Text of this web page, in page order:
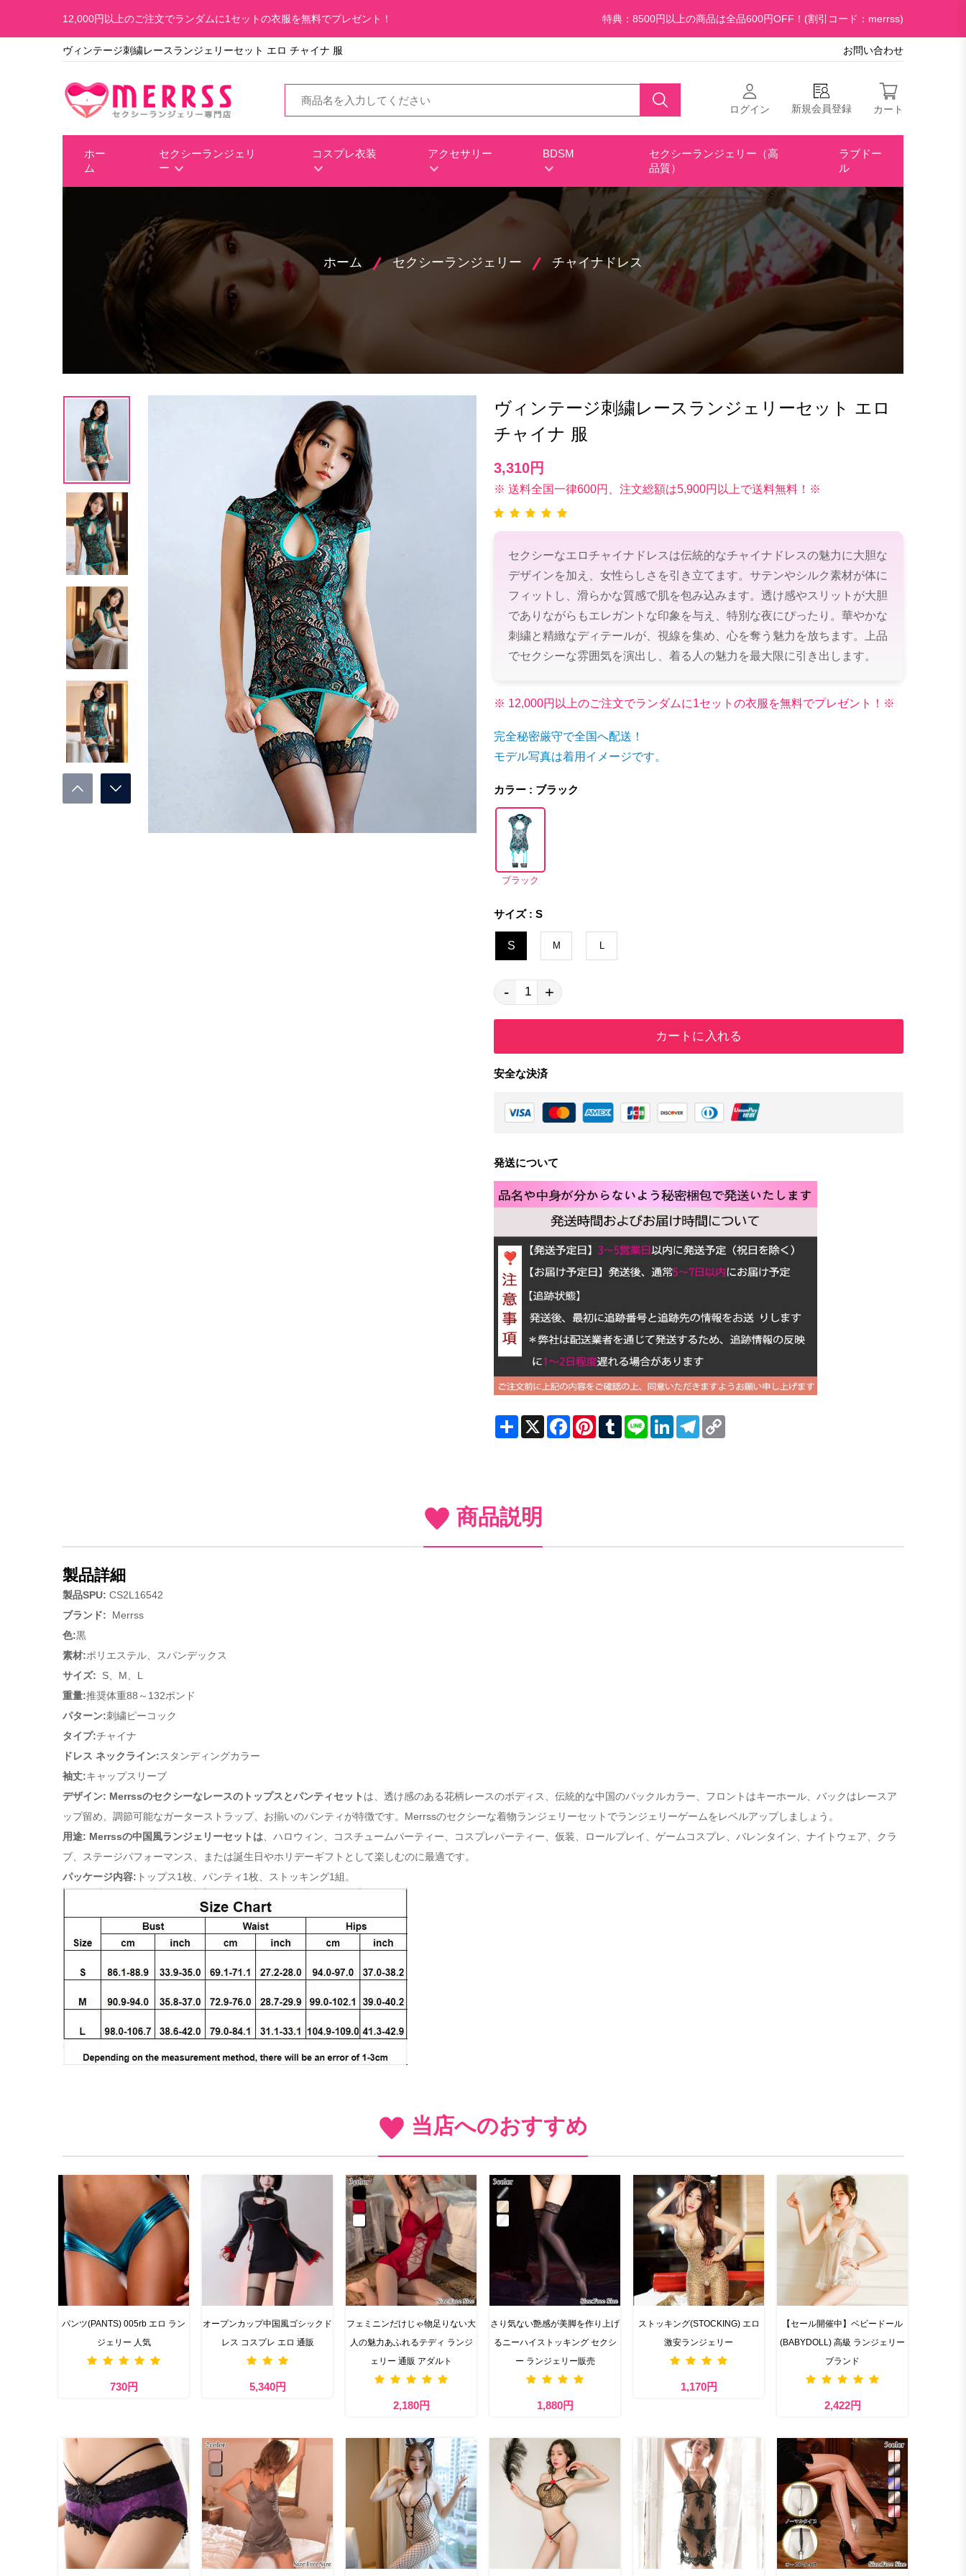
12,000円以上のご注文でランダムに1セットの衣服を無料でプレゼント！ 特典：8500円以上の商品は全品600円OFF！(割引コード：merrss)
ヴィンテージ刺繍レースランジェリーセット エロ チャイナ 服 お問い合わせ
ログイン 新規会員登録 カート
ホー
ム
セクシーランジェリ
ー
コスプレ衣装 アクセサリー BDSM
セクシーランジェリー（高
品質）
ラブドー
ル
ホーム セクシーランジェリー チャイナドレス
ヴィンテージ刺繍レースランジェリーセット エロ
チャイナ 服
3,310円
※ 送料全国一律600円、注文総額は5,900円以上で送料無料！※
セクシーなエロチャイナドレスは伝統的なチャイナドレスの魅力に大胆な
デザインを加え、女性らしさを引き立てます。サテンやシルク素材が体に
フィットし、滑らかな質感で肌を包み込みます。透け感やスリットが大胆
でありながらもエレガントな印象を与え、特別な夜にぴったり。華やかな
刺繍と精緻なディテールが、視線を集め、心を奪う魅力を放ちます。上品
でセクシーな雰囲気を演出し、着る人の魅力を最大限に引き出します。
※ 12,000円以上のご注文でランダムに1セットの衣服を無料でプレゼント！※
完全秘密厳守で全国へ配送！
モデル写真は着用イメージです。
カラー : ブラック
ブラック
サイズ : S
S M
- +
カートに入れる
安全な決済
発送について
ShareX FacebookPinterestTumblrLine LinkedInTelegram
商品説明
製品詳細
製品SPU: CS2L16542
ブ​​ランド: Merrss
色:黒
素材:ポリエステル、スパンデックス
サイズ: S、M、L
重量:推奨体重88～132ポンド
パターン:刺繍ピーコック
タイプ:チャイナ
ドレス ネックライン:スタンディングカラー
袖丈:キャップスリーブ
デザイン: Merrssのセクシーなレースのトップスとパンティセット は、透け感のある花柄レースのボディス、伝統的な中国のバックルカラー、フロントはキーホール、バックはレースア
ップ留め、調節可能なガーターストラップ、お揃いのパンティが特徴です。Merrssのセクシーな着物ランジェリーセットでランジェリーゲームをレベルアップしましょう。
用途: Merrssの中国風ランジェリーセットは、ハロウィン、コスチュームパーティー、コスプレパーティー、仮装、ロールプレイ、ゲームコスプレ、バレンタイン、ナイトウェア、クラ
ブ、ステージパフォーマンス、または誕生日やホリデーギフトとして楽しむのに最適です。
パッケージ内容: トップス1枚、パンティ1枚、ストッキング1組。
当店へのおすすめ
パンツ(PANTS) 005rb エロ ラン
ジェリー 人気
730円
オープンカップ中国風ゴシックド
レス コスプレ エロ 通販
5,340円
フェミニンだけじゃ物足りない大
人の魅力あふれるテディ ランジ
ェリー 通販 アダルト
2,180円
さり気ない艶感が美脚を作り上げ
るニーハイストッキング セクシ
ー ランジェリー販売
1,880円
ストッキング(STOCKING) エロ
激安ランジェリー
1,170円
【セール開催中】ベビードール
(BABYDOLL) 高級 ランジェリー
ブランド
2,422円